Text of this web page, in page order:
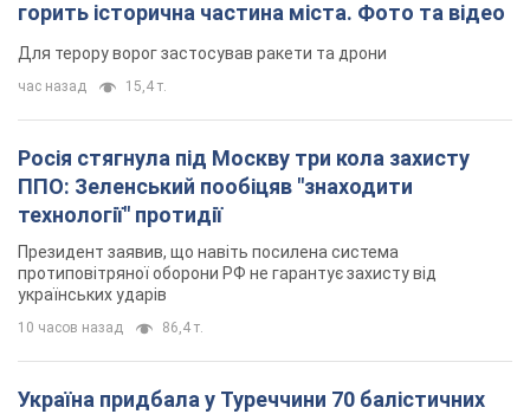
горить історична частина міста. Фото та відео
Для терору ворог застосував ракети та дрони
час назад 15,4 т.
Росія стягнула під Москву три кола захисту
ППО: Зеленський пообіцяв "знаходити
технології" протидії
Президент заявив, що навіть посилена система
протиповітряної оборони РФ не гарантує захисту від
українських ударів
10 часов назад 86,4 т.
Україна придбала у Туреччини 70 балістичних